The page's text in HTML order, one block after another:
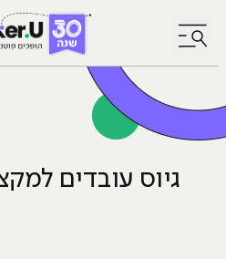
לחץ לפתיחת/סגירת תפריט
גיוס עובדים